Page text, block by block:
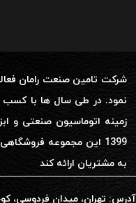
نمود. در طی سال ها با
زمینه اتوماسیون صنعتی و
1399 این مجموعه
به مشتریان ارائه کند
آدرس: تهران، میدان فردوسی، کوچه گل